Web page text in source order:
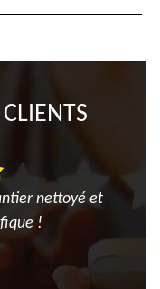
nettoyé et
!